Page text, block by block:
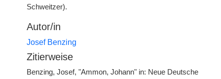
Schweitzer).
Autor/in
Josef Benzing
Zitierweise
Benzing, Josef, "Ammon, Johann" in: Neue Deutsche